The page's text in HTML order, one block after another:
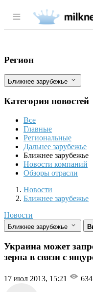
Раздел
Украина может
Фильтры
Регион
Ближнее зарубежье
Категория новостей
Все
Главные
Региональные
Дальнее зарубежье
Ближнее зарубежье
Новости компаний
Обзоры отрасли
Новости
Разделы
Новости
Ближнее зарубежье
Новости
Ближнее зарубежье
Украина может
зерна в связи с
17 июл 2013, 15:21 634